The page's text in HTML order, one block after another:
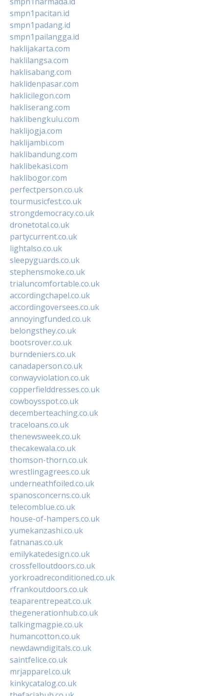
smpn1pacitan.id
smpn1padang.id
smpn1pailangga.id
haklijakarta.com
haklilangsa.com
haklisabang.com
haklidenpasar.com
haklicilegon.com
hakliserang.com
haklibengkulu.com
haklijogja.com
haklijambi.com
haklibandung.com
haklibekasi.com
haklibogor.com
perfectperson.co.uk
tourmusicfest.co.uk
strongdemocracy.co.uk
dronetotal.co.uk
partycurrent.co.uk
lightalso.co.uk
sleepyguards.co.uk
stephensmoke.co.uk
trialuncomfortable.co.uk
accordingchapel.co.uk
accordingoversees.co.uk
annoyingfunded.co.uk
belongsthey.co.uk
bootsrover.co.uk
burndeniers.co.uk
canadaperson.co.uk
conwayviolation.co.uk
copperfielddresses.co.uk
cowboysspot.co.uk
decemberteaching.co.uk
traceloans.co.uk
thenewsweek.co.uk
thecakewala.co.uk
thomson-thorn.co.uk
wrestlingagrees.co.uk
underneathfoiled.co.uk
spanosconcerns.co.uk
telecomblue.co.uk
house-of-hampers.co.uk
yumekanzashi.co.uk
fatnanas.co.uk
emilykatedesign.co.uk
crossfelloutdoors.co.uk
yorkroadreconditioned.co.uk
rfrankoutdoors.co.uk
teaparentrepeat.co.uk
thegenerationhub.co.uk
talkingmagpie.co.uk
humancotton.co.uk
newdawndigitals.co.uk
saintfelice.co.uk
mrjapparel.co.uk
kinkycatalog.co.uk